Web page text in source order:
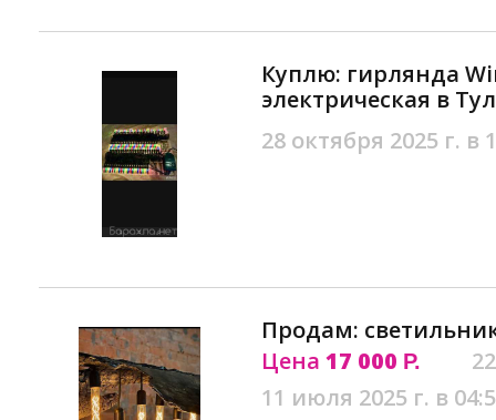
Куплю: гирлянда
электрическая в
28 октября 2025 г. в
Продам:
Цена 17 000 Р.
11 июля 2025 г. в